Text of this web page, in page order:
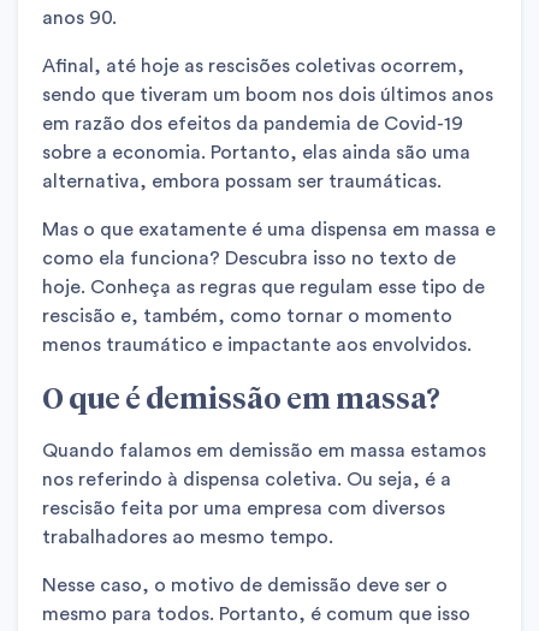
anos 90.
Afinal, até hoje as rescisões coletivas ocorrem,
sendo que tiveram um boom nos dois últimos anos
em razão dos efeitos da pandemia de Covid-19
sobre a economia. Portanto, elas ainda são uma
alternativa, embora possam ser traumáticas.
Mas o que exatamente é uma dispensa em massa e
como ela funciona? Descubra isso no texto de
hoje. Conheça as regras que regulam esse tipo de
rescisão e, também, como tornar o momento
menos traumático e impactante aos envolvidos.
O que é demissão em massa?
Quando falamos em demissão em massa estamos
nos referindo à dispensa coletiva. Ou seja, é a
rescisão feita por uma empresa com diversos
trabalhadores ao mesmo tempo.
Nesse caso, o motivo de demissão deve ser o
mesmo para todos. Portanto, é comum que isso